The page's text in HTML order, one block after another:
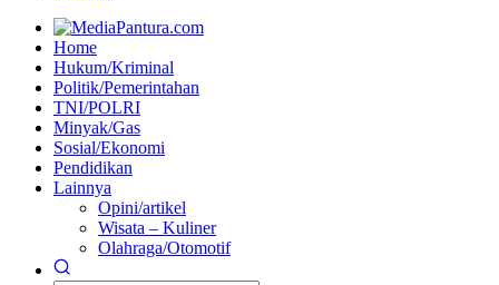
Home
Hukum/Kriminal
Politik/Pemerintahan
TNI/POLRI
Minyak/Gas
Sosial/Ekonomi
Pendidikan
Lainnya
Opini/artikel
Wisata – Kuliner
Olahraga/Otomotif